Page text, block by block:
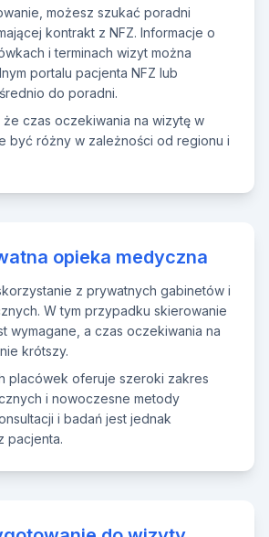
możesz szukać poradni
kontrakt z NFZ. Informacje o
i terminach wizyt można
portalu pacjenta NFZ lub
do poradni.
że czas oczekiwania na wizytę w
być różny w zależności od regionu i
opieka medyczna
z prywatnych gabinetów i
W tym przypadku skierowanie
wymagane, a czas oczekiwania na
krótszy.
placówek oferuje szeroki zakres
i nowoczesne metody
i badań jest jednak
pacjenta.